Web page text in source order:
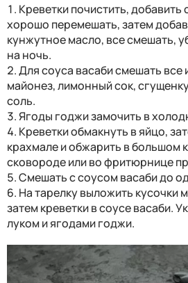
Креветки почистить, добавить
хорошо перемешать, затем
кунжутное масло, все смешать,
на ночь.
Для соуса васаби смешать все
майонез, лимонный сок,
соль.
Ягоды годжи замочить в
Креветки обмакнуть в яйцо,
крахмале и обжарить в большом
сковороде или во фритюрнице
Смешать с соусом васаби до
На тарелку выложить кусочки
затем креветки в соусе васаби.
луком и ягодами годжи.